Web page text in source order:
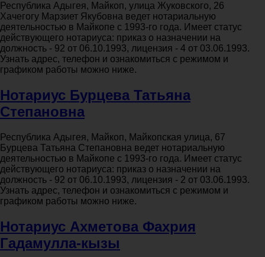
Республика Адыгея, Майкоп, улица Жуковского, 26
Хачегогу Марзиет Якубовна ведет нотариальную
деятельностью в Майкопе с 1993-го года. Имеет статус
действующего нотариуса: приказ о назначении на
должность - 92 от 06.10.1993, лицензия - 4 от 03.06.1993.
Узнать адрес, телефон и ознакомиться с режимом и
графиком работы можно ниже.
Нотариус Бурцева Татьяна
Степановна
Республика Адыгея, Майкоп, Майкопская улица, 67
Бурцева Татьяна Степановна ведет нотариальную
деятельностью в Майкопе с 1993-го года. Имеет статус
действующего нотариуса: приказ о назначении на
должность - 92 от 06.10.1993, лицензия - 2 от 03.06.1993.
Узнать адрес, телефон и ознакомиться с режимом и
графиком работы можно ниже.
Нотариус Ахметова Фахрия
Гадамулла-кызы